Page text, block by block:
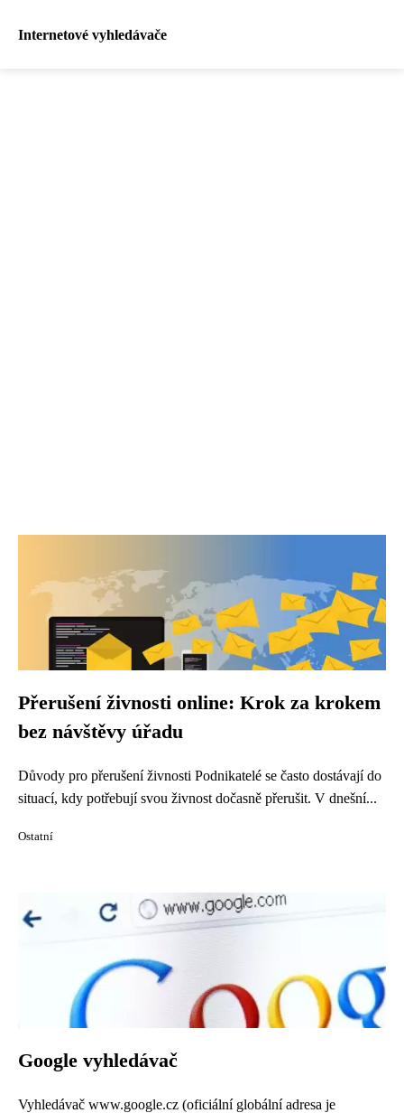
Internetové vyhledávače
Přerušení živnosti online: Krok za krokem
bez návštěvy úřadu
Důvody pro přerušení živnosti Podnikatelé se často dostávají do
situací, kdy potřebují svou živnost dočasně přerušit. V dnešní...
Ostatní
Google vyhledávač
Vyhledávač www.google.cz (oficiální globální adresa je